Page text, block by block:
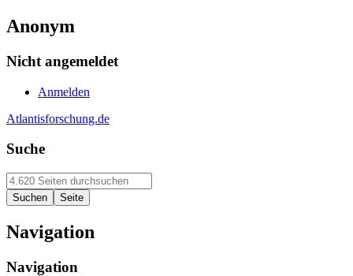
Anonym
Nicht angemeldet
Anmelden
Atlantisforschung.de
Suche
Navigation
Navigation